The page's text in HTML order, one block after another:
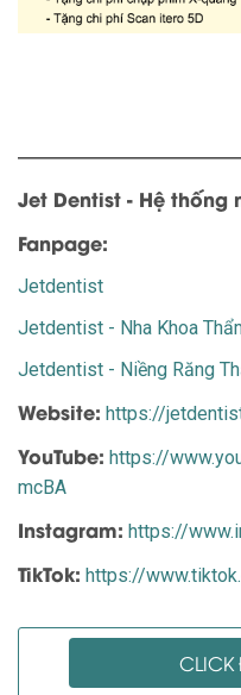
Jet Dentist - Hệ
Fanpage:
Jetdentist
Jetdentist - Nha Khoa
Jetdentist - Niềng Răng
Website: https://
YouTube: https://
mcBA
Instagram: https://
TikTok: https://